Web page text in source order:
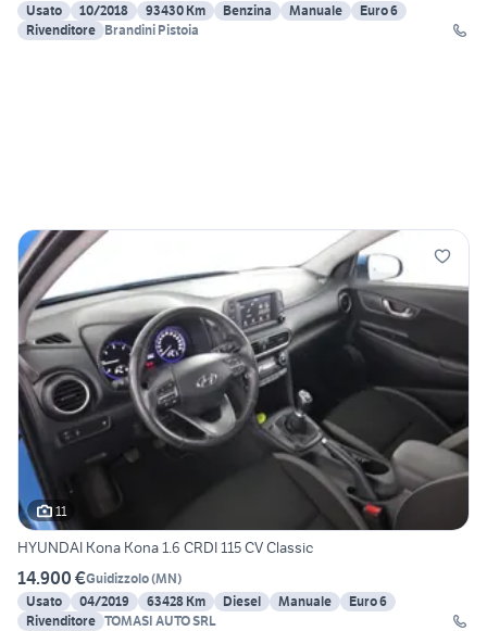
Usato
10/2018 93430 Km Benzina Manuale
Euro 6
Rivenditore Brandini Pistoia
11
HYUNDAI Kona Kona 1.6 CRDI 115 CV Classic
14.900 €Guidizzolo(MN)
Usato
04/2019 63428 Km Diesel Manuale
Euro 6
Rivenditore TOMASI AUTO SRL